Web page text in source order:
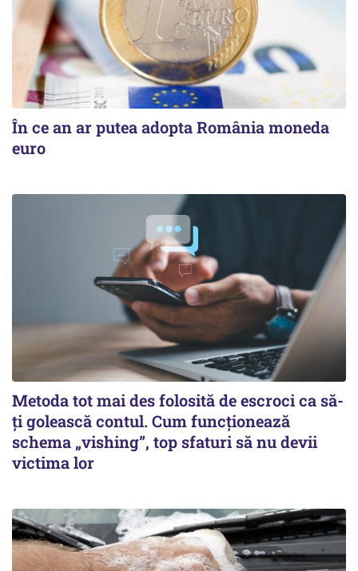
În ce an ar putea adopta România moneda
euro
Metoda tot mai des folosită de escroci ca să-
ți golească contul. Cum funcționează
schema „vishing”, top sfaturi să nu devii
victima lor